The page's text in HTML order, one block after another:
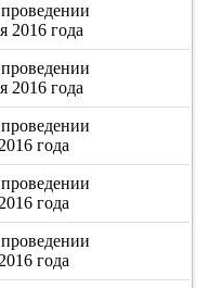
2016 года
2016 года
года
года
года